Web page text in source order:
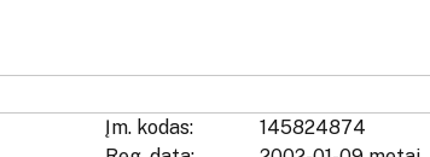
Įm. kodas:
145824874